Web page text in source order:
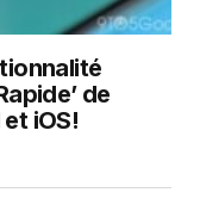
de
iOS!